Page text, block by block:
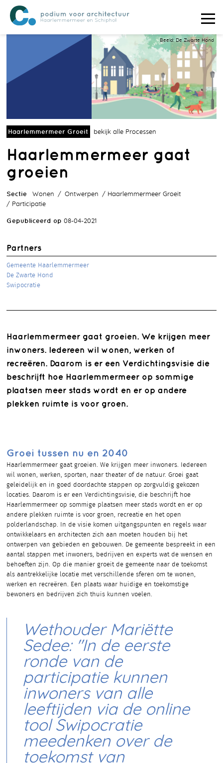
Beeld: De Zwarte Hond
Haarlemmermeer Groeit bekijk alle Processen
Haarlemmermeer gaat
groeien
Sectie Wonen Ontwerpen
Haarlemmermeer Groeit
Participatie
Gepubliceerd op 08-04-2021
Partners
Gemeente Haarlemmermeer
De Zwarte Hond
Swipocratie
Haarlemmermeer gaat groeien. We krijgen meer
inwoners. Iedereen wil wonen, werken of
recreëren. Daarom is er een Verdichtingsvisie die
beschrijft hoe Haarlemmermeer op sommige
plaatsen meer stads wordt en er op andere
plekken ruimte is voor groen.
Groei tussen nu en 2040
Haarlemmermeer gaat groeien. We krijgen meer inwoners. Iedereen
wil wonen, werken, sporten, naar theater of de natuur. Groei gaat
geleidelijk en in goed doordachte stappen op zorgvuldig gekozen
locaties. Daarom is er een Verdichtingsvisie, die beschrijft hoe
Haarlemmermeer op sommige plaatsen meer stads wordt en er op
andere plekken ruimte is voor groen, recreatie en het open
polderlandschap. In de visie komen uitgangspunten en regels waar
ontwikkelaars en architecten zich aan moeten houden bij het
ontwerpen van gebieden en gebouwen. De gemeente bespreekt in een
aantal stappen met inwoners, bedrijven en experts wat de wensen en
behoeften zijn. Op die manier groeit de gemeente naar de toekomst
als aantrekkelijke locatie met verschillende sferen om te wonen,
werken en recreëren. Een plaats waar huidige en toekomstige
bewoners en bedrijven zich thuis kunnen voelen.
Wethouder Mariëtte
Sedee: "In de eerste
ronde van de
participatie kunnen
inwoners van alle
leeftijden via de online
tool Swipocratie
meedenken over de
toekomst van